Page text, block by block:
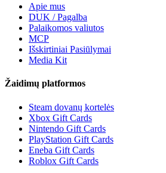
Apie mus
DUK / Pagalba
Palaikomos valiutos
MCP
Išskirtiniai Pasiūlymai
Media Kit
Žaidimų platformos
Steam dovanų kortelės
Xbox Gift Cards
Nintendo Gift Cards
PlayStation Gift Cards
Eneba Gift Cards
Roblox Gift Cards